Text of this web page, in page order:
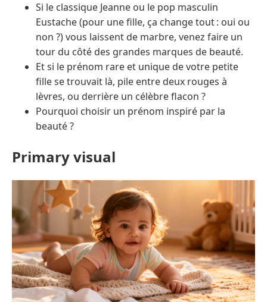
Si le classique Jeanne ou le pop masculin
Eustache (pour une fille, ça change tout : oui ou
non ?) vous laissent de marbre, venez faire un
tour du côté des grandes marques de beauté.
Et si le prénom rare et unique de votre petite
fille se trouvait là, pile entre deux rouges à
lèvres, ou derrière un célèbre flacon ?
Pourquoi choisir un prénom inspiré par la
beauté ?
Primary visual